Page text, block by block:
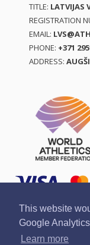
This website
Google
Learn more
TITLE: LATVIJAS
REGISTRATION
EMAIL:
PHONE: +371
ADDRESS: